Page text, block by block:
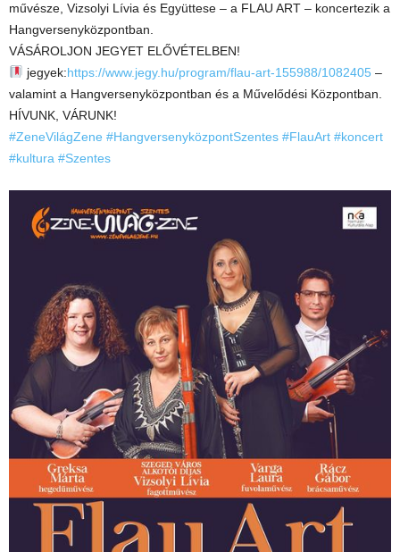
művésze, Vizsolyi Lívia és Együttese – a FLAU ART – koncertezik a
Hangversenyközpontban.
VÁSÁROLJON JEGYET ELŐVÉTELBEN!
jegyek:https://www.jegy.hu/program/flau-art-155988/1082405 –
valamint a Hangversenyközpontban és a Művelődési Központban.
HÍVUNK, VÁRUNK!
#ZeneVilágZene #HangversenyközpontSzentes #FlauArt #koncert
#kultura #Szentes